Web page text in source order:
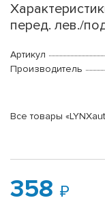
перед. лев./
Артикул
Производитель
Все товары
358